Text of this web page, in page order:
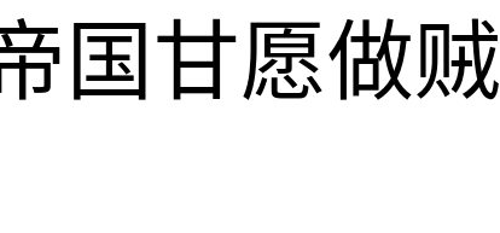
国甘愿做贼